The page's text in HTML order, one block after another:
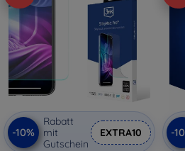
-10%
Rabatt
mit
Gutschein
EXTRA10 -